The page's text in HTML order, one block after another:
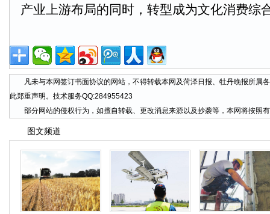
产业上游布局的同时，转型成为文化消费综
凡未与本网签订书面协议的网站，不得转载本网及菏泽日报、牡丹晚报所属
此郑重声明。技术服务QQ:284955423
部分网站的侵权行为，如擅自转载、更改消息来源以及抄袭等，本网将按照
图文频道